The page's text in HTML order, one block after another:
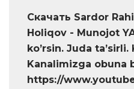
Скачать Sardor
Holiqov - Munojot
ko’rsin. Juda
Kanalimizga obuna
https://